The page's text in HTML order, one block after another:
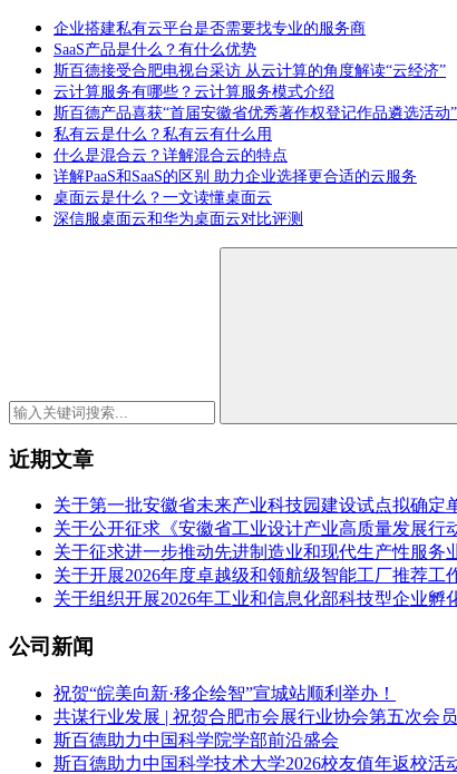
企业搭建私有云平台是否需要找专业的服务商
SaaS产品是什么？有什么优势
斯百德接受合肥电视台采访 从云计算的角度解读“云经济”
云计算服务有哪些？云计算服务模式介绍
斯百德产品喜获“首届安徽省优秀著作权登记作品遴选活动
私有云是什么？私有云有什么用
什么是混合云？详解混合云的特点
详解PaaS和SaaS的区别 助力企业选择更合适的云服务
桌面云是什么？一文读懂桌面云
深信服桌面云和华为桌面云对比评测
近期文章
关于第一批安徽省未来产业科技园建设试点拟确定
关于公开征求《安徽省工业设计产业高质量发展行
关于征求进一步推动先进制造业和现代生产性服务
关于开展2026年度卓越级和领航级智能工厂推荐工
关于组织开展2026年工业和信息化部科技型企业孵
公司新闻
祝贺“皖美向新·移企绘智”宣城站顺利举办！
共谋行业发展 | 祝贺合肥市会展行业协会第五次会
斯百德助力中国科学院学部前沿盛会
斯百德助力中国科学技术大学2026校友值年返校活